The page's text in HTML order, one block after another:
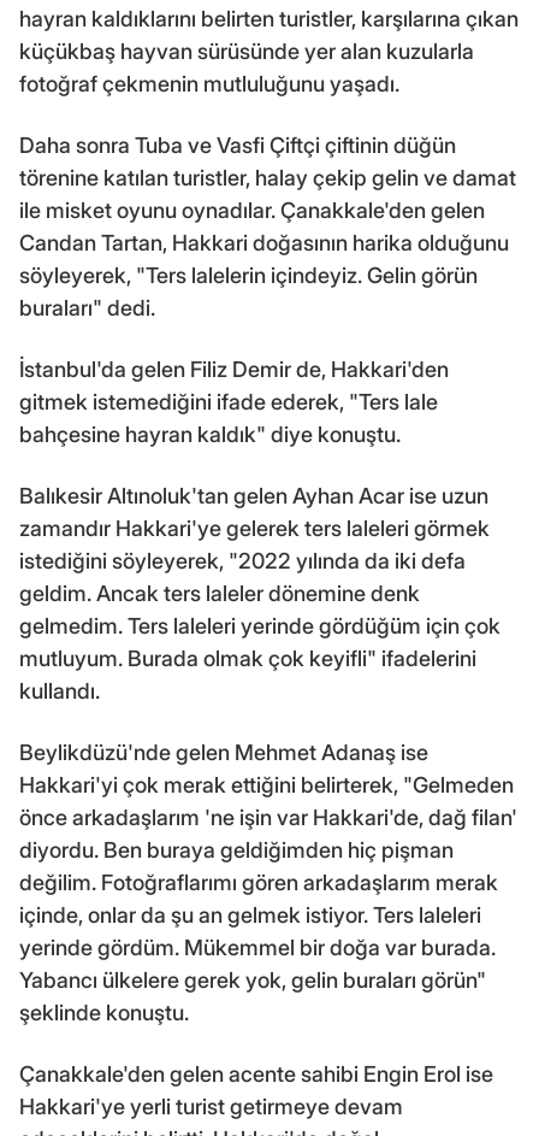
hayran kaldıklarını belirten turistler, karşılarına çıkan
küçükbaş hayvan sürüsünde yer alan kuzularla
fotoğraf çekmenin mutluluğunu yaşadı.
Daha sonra Tuba ve Vasfi Çiftçi çiftinin düğün
törenine katılan turistler, halay çekip gelin ve damat
ile misket oyunu oynadılar. Çanakkale'den gelen
Candan Tartan, Hakkari doğasının harika olduğunu
söyleyerek, "Ters lalelerin içindeyiz. Gelin görün
buraları" dedi.
İstanbul'da gelen Filiz Demir de, Hakkari'den
gitmek istemediğini ifade ederek, "Ters lale
bahçesine hayran kaldık" diye konuştu.
Balıkesir Altınoluk'tan gelen Ayhan Acar ise uzun
zamandır Hakkari'ye gelerek ters laleleri görmek
istediğini söyleyerek, "2022 yılında da iki defa
geldim. Ancak ters laleler dönemine denk
gelmedim. Ters laleleri yerinde gördüğüm için çok
mutluyum. Burada olmak çok keyifli" ifadelerini
kullandı.
Beylikdüzü'nde gelen Mehmet Adanaş ise
Hakkari'yi çok merak ettiğini belirterek, "Gelmeden
önce arkadaşlarım 'ne işin var Hakkari'de, dağ filan'
diyordu. Ben buraya geldiğimden hiç pişman
değilim. Fotoğraflarımı gören arkadaşlarım merak
içinde, onlar da şu an gelmek istiyor. Ters laleleri
yerinde gördüm. Mükemmel bir doğa var burada.
Yabancı ülkelere gerek yok, gelin buraları görün"
şeklinde konuştu.
Çanakkale'den gelen acente sahibi Engin Erol ise
Hakkari'ye yerli turist getirmeye devam